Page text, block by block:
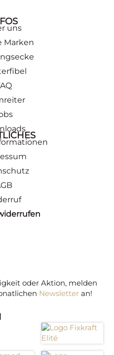
uns
Marken
oder Aktion, melden
Newsletteran!